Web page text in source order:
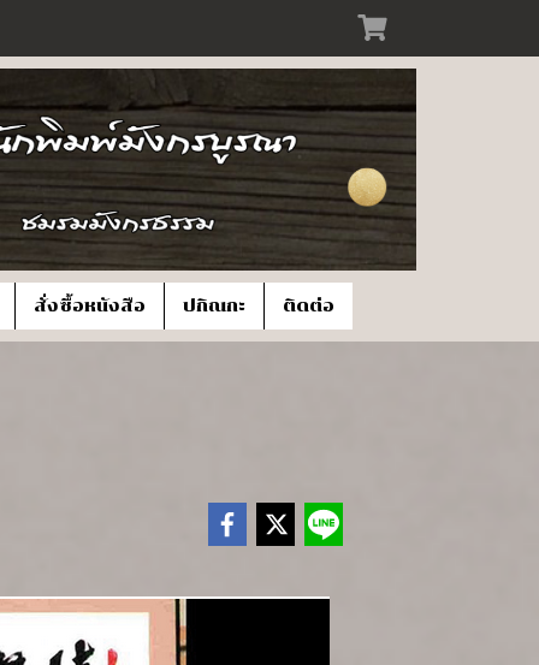
สั่งซื้อหนังสือ ปกิณกะ ติดต่อ